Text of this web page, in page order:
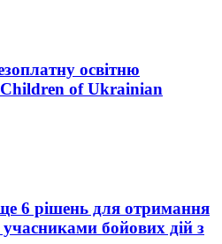
освітню
of Ukrainian
6 рішень для отримання
учасниками бойових дій з